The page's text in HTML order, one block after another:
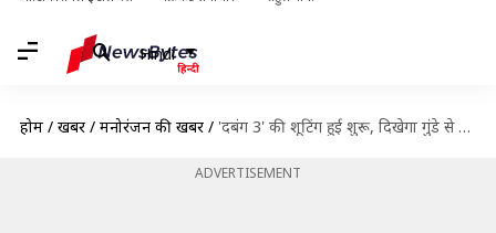
Hindi
होम / खबरें / मनोरंजन की खबरें / 'दबंग 3' की शूटिंग हुई शुरू, दिखेगा गुंडे से कैसे चुलबुल पांडेय बने इंस्पेक्टर
ADVERTISEMENT